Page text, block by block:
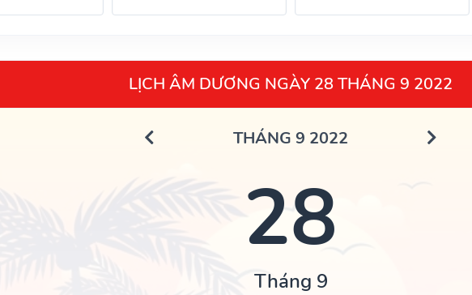
LỊCH ÂM DƯƠNG NGÀY 28 THÁNG 9 2022
THÁNG 9 2022
28
Tháng 9